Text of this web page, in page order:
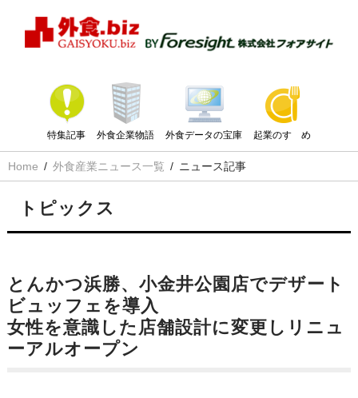
特集記事 外食企業物語 外食データの宝庫 起業のすゝめ
Home 外食産業ニュース一覧 ニュース記事
トピックス
とんかつ浜勝、小金井公園店でデザート
ビュッフェを導入
女性を意識した店舗設計に変更しリニュ
ーアルオープン